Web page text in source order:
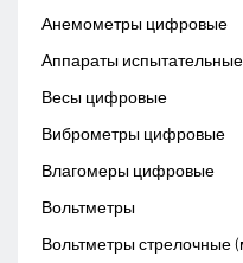
Анемометры цифровые
Аппараты испытательные
Весы цифровые
Виброметры цифровые
Влагомеры цифровые
Вольтметры
Вольтметры стрелочные